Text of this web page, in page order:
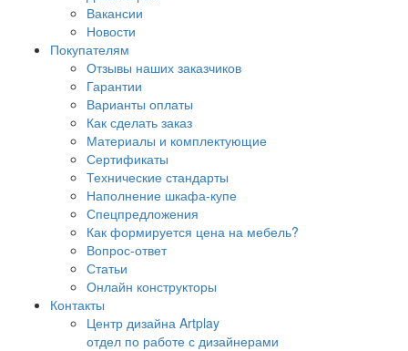
Вакансии
Новости
Покупателям
Отзывы наших заказчиков
Гарантии
Варианты оплаты
Как сделать заказ
Материалы и комплектующие
Сертификаты
Технические стандарты
Наполнение шкафа-купе
Спецпредложения
Как формируется цена на мебель?
Вопрос-ответ
Статьи
Онлайн конструкторы
Контакты
Центр дизайна Artplay
отдел по работе с дизайнерами